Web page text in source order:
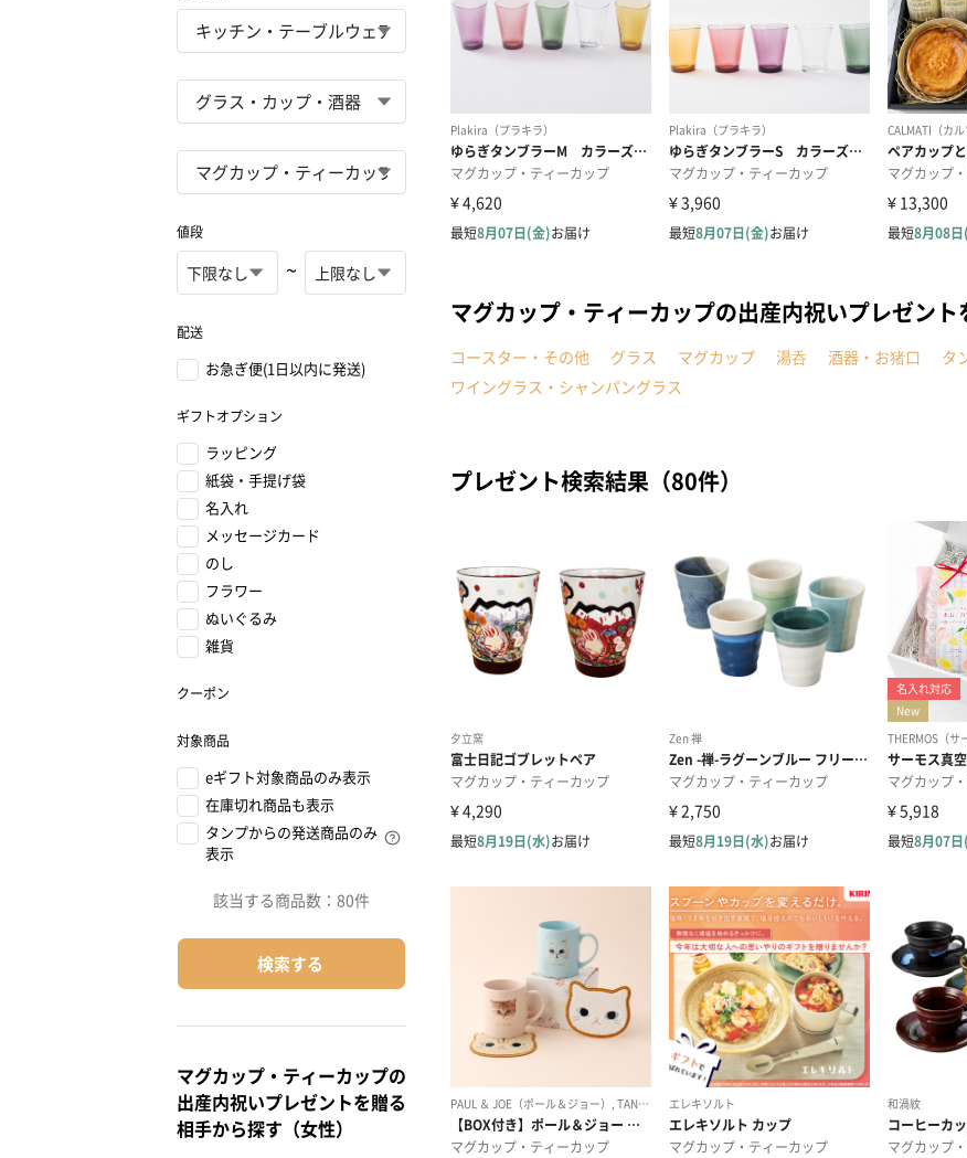
値段
~
配送
お急ぎ便(1日以内に発送)
ギフトオプション
ラッピング
紙袋・手提げ袋
名入れ
メッセージカード
のし
フラワー
ぬいぐるみ
雑貨
クーポン
対象商品
eギフト対象商品のみ表示
在庫切れ商品も表示
タンプからの発送商品のみ
表示
該当する商品数： 80件
検索する
マグカップ・ティーカップの
出産内祝いプレゼントを贈る
相手から探す（女性）
マグカップ・ティーカップの出産内祝いプレゼン
コースター・その他 グラス マグカップ 湯呑 酒器・お猪口 タ
ワイングラス・シャンパングラス
プレゼント検索結果（80件）